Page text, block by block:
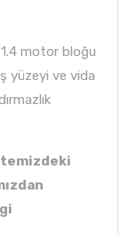
1.4 motor bloğu
yüzeyi ve vida